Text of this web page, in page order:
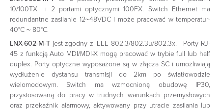
10/100TX i 2 portami optycznymi 100FX. Switch Ethernet ma
redundantne zasilanie 12~48VDC i może pracować w temperatur-
40°C ~ 80°C.
LNX-602-M-T jest zgodny z IEEE 802.3/802.3u/802.3x. Porty RJ-
45 z funkcją Auto MDI/MDI-X mogą pracować w trybie full lub half
duplex. Porty optyczne wyposażone są w złącza SC i umożliwiają
wydłużenie dystansu transmisji do 2km po światłowodzie
wielomodowym. Switch ma wzmocnioną obudowę IP30,
przystosowaną do pracy w trudnych warunkach przemysłowych
oraz przekaźnik alarmowy, aktywowany przy utracie zasilania lub